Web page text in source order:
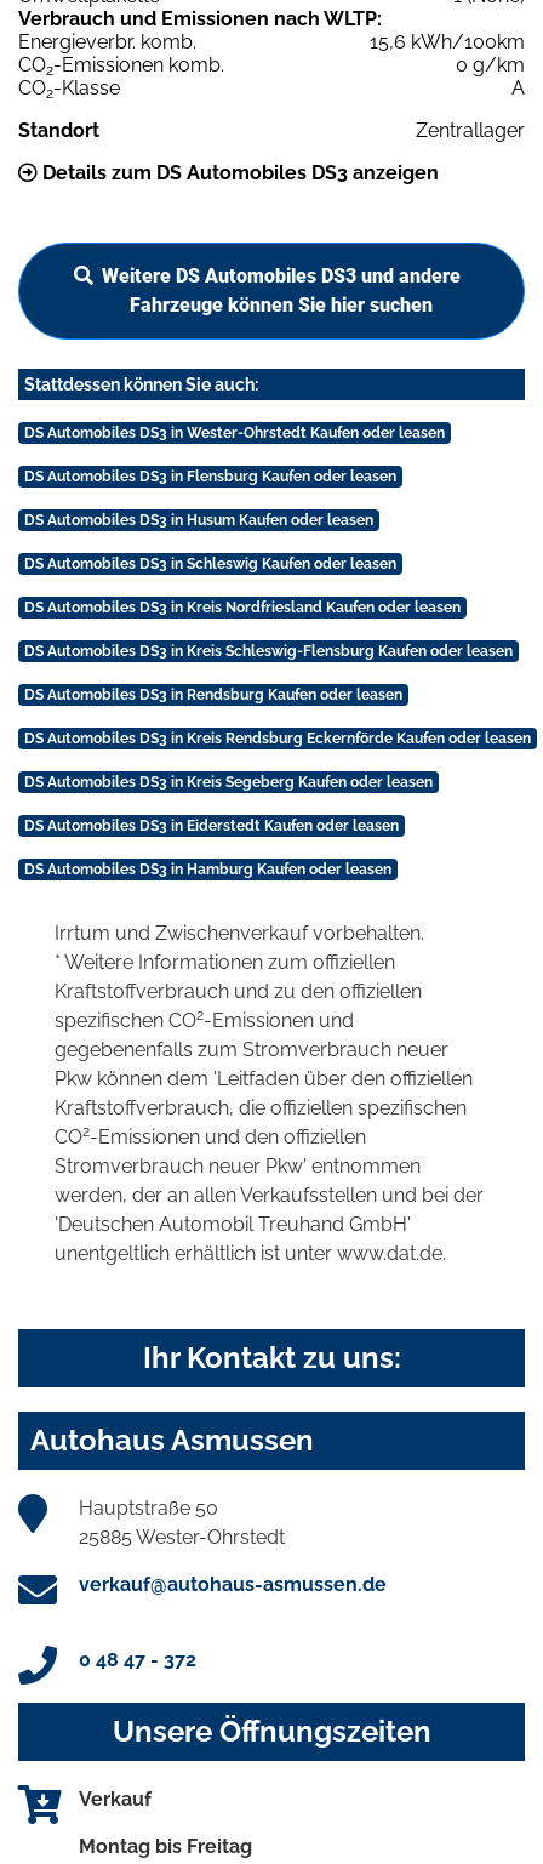
Verbrauch und Emissionen nach WLTP:
Energieverbr. komb.
15,6 kWh/100km
CO2-Emissionen komb.
0 g/km
CO2-Klasse
A
Standort
Zentrallager
Details zum DS Automobiles DS3 anzeigen
Weitere DS Automobiles DS3 und andere
Fahrzeuge können Sie hier suchen
Stattdessen können Sie auch:
DS Automobiles DS3 in Wester-Ohrstedt Kaufen oder leasen
DS Automobiles DS3 in Flensburg Kaufen oder leasen
DS Automobiles DS3 in Husum Kaufen oder leasen
DS Automobiles DS3 in Schleswig Kaufen oder leasen
DS Automobiles DS3 in Kreis Nordfriesland Kaufen oder leasen
DS Automobiles DS3 in Kreis Schleswig-Flensburg Kaufen oder leasen
DS Automobiles DS3 in Rendsburg Kaufen oder leasen
DS Automobiles DS3 in Kreis Rendsburg Eckernförde Kaufen oder leasen
DS Automobiles DS3 in Kreis Segeberg Kaufen oder leasen
DS Automobiles DS3 in Eiderstedt Kaufen oder leasen
DS Automobiles DS3 in Hamburg Kaufen oder leasen
Irrtum und Zwischenverkauf vorbehalten.
* Weitere Informationen zum offiziellen
Kraftstoffverbrauch und zu den offiziellen
spezifischen CO2-Emissionen und
gegebenenfalls zum Stromverbrauch neuer
Pkw können dem 'Leitfaden über den offiziellen
Kraftstoffverbrauch, die offiziellen spezifischen
CO2-Emissionen und den offiziellen
Stromverbrauch neuer Pkw' entnommen
werden, der an allen Verkaufsstellen und bei der
'Deutschen Automobil Treuhand GmbH'
unentgeltlich erhältlich ist unter www.dat.de.
Ihr Kontakt zu uns:
Autohaus Asmussen
Hauptstraße 50
25885 Wester-Ohrstedt
verkauf@autohaus-asmussen.de
0 48 47 - 372
Unsere Öffnungszeiten
Verkauf
Montag bis Freitag